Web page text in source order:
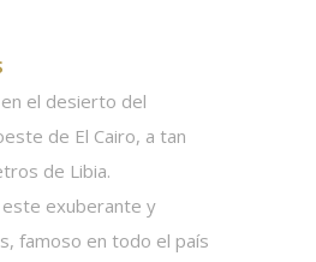
el desierto del
de El Cairo, a tan
de Libia.
exuberante y
famoso en todo el país